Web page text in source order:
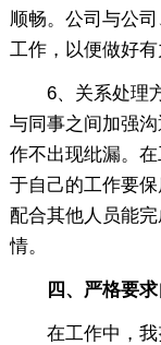
顺畅。公司与公
工作，以便做好有
6、关系处理方
与同事之间加强
作不出现纰漏。
于自己的工作要
配合其他人员能
情。
四、严格要
在工作中，我